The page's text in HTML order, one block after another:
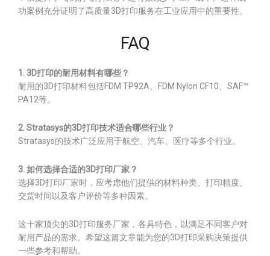
功案例充分证明了高质量3D打印服务在工业应用中的重要性。
FAQ
1. 3D打印的耐用材料有哪些？
耐用的3D打印材料包括FDM TP92A、FDM Nylon CF10、SAF™
PA12等。
2. Stratasys的3D打印技术适合哪些行业？
Stratasys的技术广泛应用于航空、汽车、医疗等多个行业。
3. 如何选择合适的3D打印厂家？
选择3D打印厂家时，应考虑他们提供的材料种类、打印精度、
交货时间以及客户评价等多种因素。
这十家顶尖的3D打印服务厂家，各具特色，以满足不同客户对
耐用产品的需求。希望这篇文章能为您的3D打印采购决策提供
一些参考和帮助。